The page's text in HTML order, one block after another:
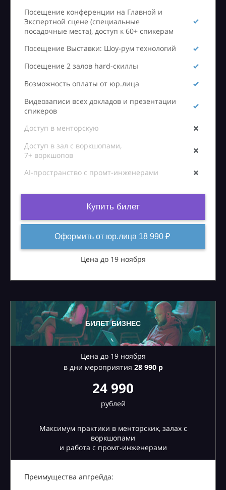
Посещение конференции на Главной и
Экспертной сцене (специальные
посадочные места), доступ к 60+ спикерам
Посещение Выставки: Шоу-рум технологий
Посещение 2 залов hard-скиллы
Возможность оплаты от юр.лица
Видеозаписи всех докладов и презентации
спикеров
Доступ в менторскую
Доступ в зал с воркшопами,
7+ воркшопов
AI-пространство с промт-инженерами
Купить билет
Оформить от юр.лица 18 990 ₽
Цена до 19 ноября
БИЛЕТ БИЗНЕС
Цена до 19 ноября
в дни мероприятия 28990 р
24 990
рублей
Максимум практики в менторских, залах с
воркшопами
и работа с промт-инженерами
Преимущества апгрейда: